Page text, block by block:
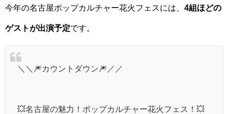
今年の名古屋ポップカルチャー花火フェスには、 4組ほどの
ゲストが出演予定です。
＼＼🎆カウントダウン🎆／／
💥名古屋の魅力！ポップカルチャー花火フェス！💥